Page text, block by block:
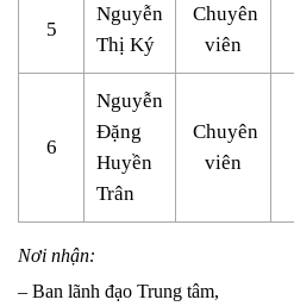
5
Nguyễn
Thị Ký
Chuyên
viên
6
Nguyễn
Đặng
Huyền
Trân
Chuyên
viên
Nơi nhận:
– Ban lãnh đạo Trung tâm,